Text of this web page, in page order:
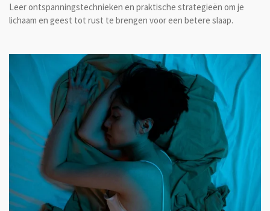
Leer ontspanningstechnieken en praktische strategieën om je
lichaam en geest tot rust te brengen voor een betere slaap.